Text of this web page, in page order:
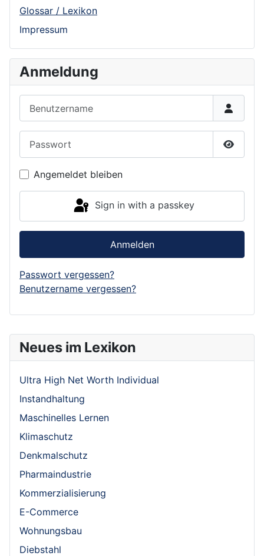
Neues im Lexikon
Ultra High Net Worth Individual
Instandhaltung
Maschinelles Lernen
Klimaschutz
Denkmalschutz
Pharmaindustrie
Kommerzialisierung
E-Commerce
Wohnungsbau
Diebstahl
Glossar / Lexikon
Impressum
Anmeldung
Show
Angemeldet bleiben
Sign in with a passkey
Anmelden
Passwort vergessen?
Benutzername vergessen?